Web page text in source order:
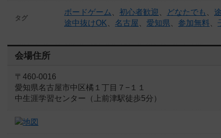
タグ
ボードゲーム 初心者歓迎 どなたでも
途中抜けOK
名古屋 愛知県 参加無料
会場住所
〒460-0016
愛知県名古屋市中区橘１丁目７−１１
中生涯学習センター（上前津駅徒歩5分）